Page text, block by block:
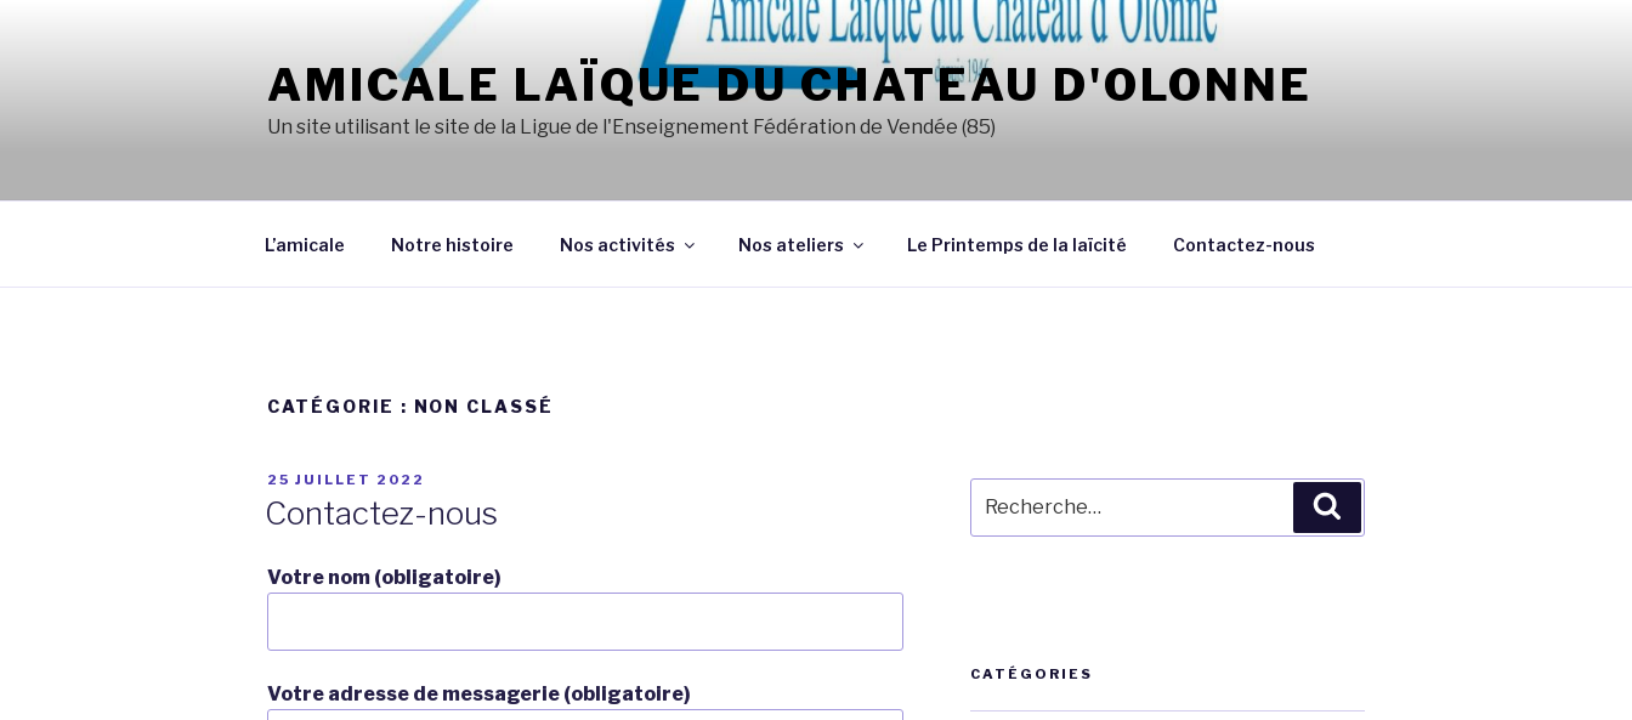
AMICALE LAÏQUE DU CHATEAU D'OLONNE
Un site utilisant le site de la Ligue de l'Enseignement Fédération de Vendée (85)
L’amicale Notre histoire Nos activités Nos ateliers Le Printemps de la laïcité Contactez-nous
CATÉGORIE : NON CLASSÉ
PUBLIÉ
25 JUILLET 2022
Contactez-nous
Votre nom (obligatoire)
Votre adresse de messagerie (obligatoire)
pour
:
CATÉGORIES